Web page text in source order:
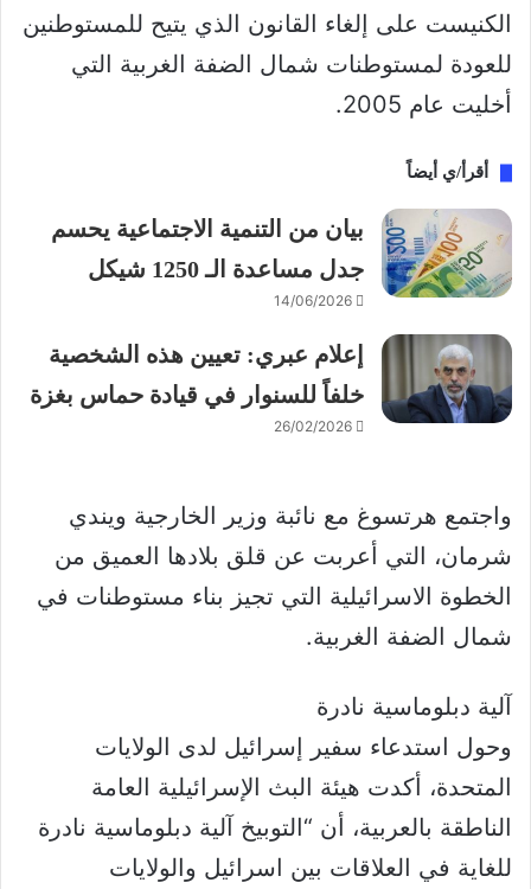
الكنيست على إلغاء القانون الذي يتيح للمستوطنين
للعودة لمستوطنات شمال الضفة الغربية التي
أخليت عام 2005.
أقرأ/ي أيضاً
بيان من التنمية الاجتماعية يحسم
جدل مساعدة الـ 1250 شيكل
14/06/2026
إعلام عبري: تعيين هذه الشخصية
خلفاً للسنوار في قيادة حماس بغزة
26/02/2026
واجتمع هرتسوغ مع نائبة وزير الخارجية ويندي
شرمان، التي أعربت عن قلق بلادها العميق من
الخطوة الاسرائيلية التي تجيز بناء مستوطنات في
شمال الضفة الغربية.
آلية دبلوماسية نادرة
وحول استدعاء سفير إسرائيل لدى الولايات
المتحدة، أكدت هيئة البث الإسرائيلية العامة
الناطقة بالعربية، أن “التوبيخ آلية دبلوماسية نادرة
للغاية في العلاقات بين اسرائيل والولايات